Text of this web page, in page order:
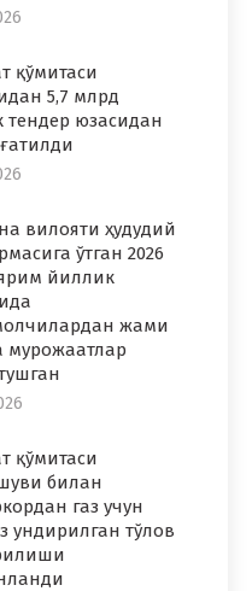
қўмитаси
5,7 млрд
тендер юзасидан
вилояти ҳудудий
ўтган 2026
йиллик
жами
мурожаатлар
қўмитаси
билан
газ учун
ундирилган тўлов